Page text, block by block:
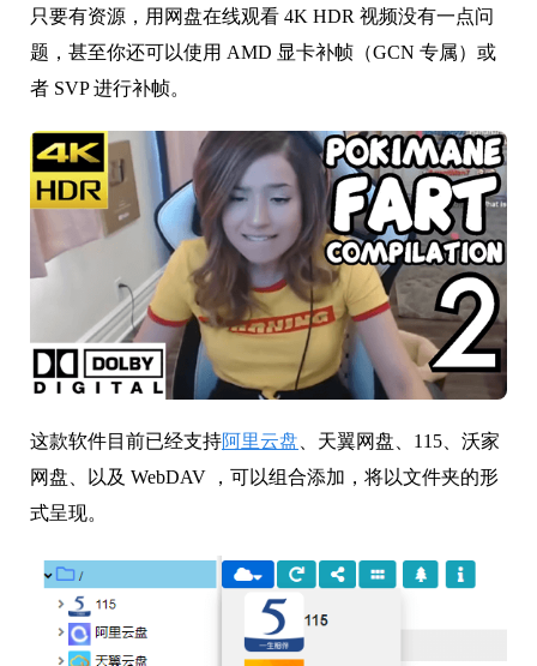
只要有资源，用网盘在线观看 4K HDR 视频没有一点问
题，甚至你还可以使用 AMD 显卡补帧（GCN 专属）或
者 SVP 进行补帧。
这款软件目前已经支持阿里云盘 、天翼网盘、115、沃家
网盘、以及 WebDAV ，可以组合添加，将以文件夹的形
式呈现。